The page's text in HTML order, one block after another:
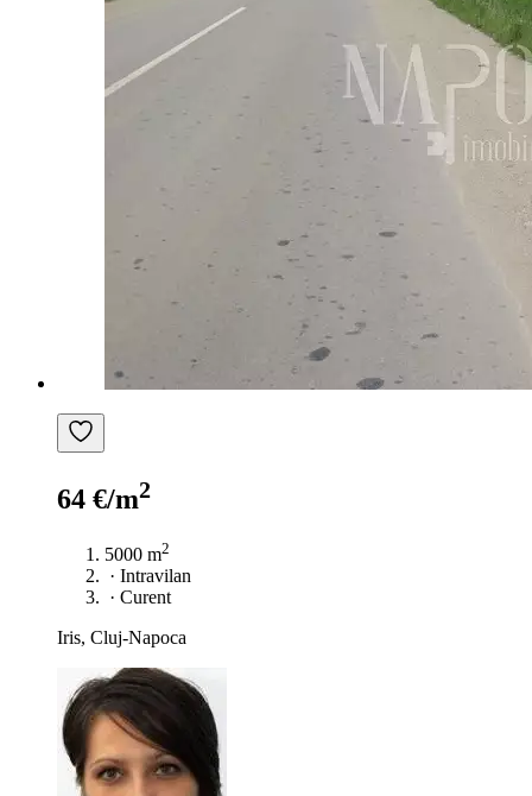
64 €/m2
5000 m2
· Intravilan
· Curent
Iris, Cluj-Napoca